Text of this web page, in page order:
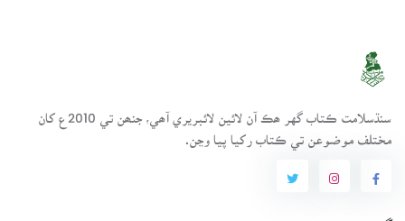
سنڌسلامت ڪتاب گهر ھڪ آن لائين لائبريري آھي، جنھن تي 2010ع کان
مختلف موضوعن تي ڪتاب رکيا پيا وڃن.